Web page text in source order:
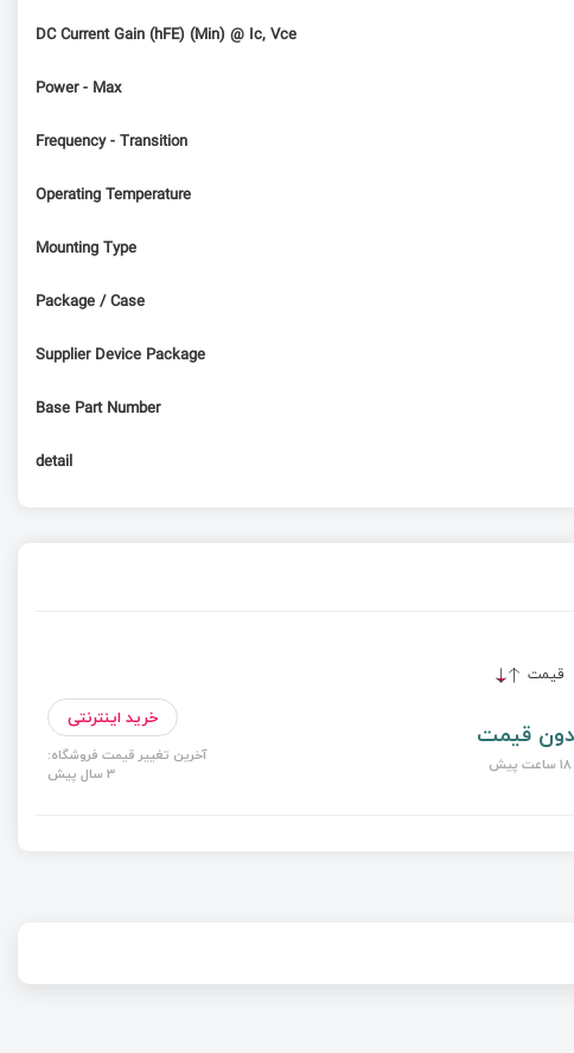
DC Current Gain (hFE) (Min) @ Ic, Vce
Power - Max
Frequency - Transition
Operating Temperature
Mounting Type
Package / Case
Supplier Device Package
Base Part Number
detail
قیمت
قیمت
18 ساعت پیش
خرید اینترنتی
آخرین تغییر قیمت فروشگاه:
3 سال پیش